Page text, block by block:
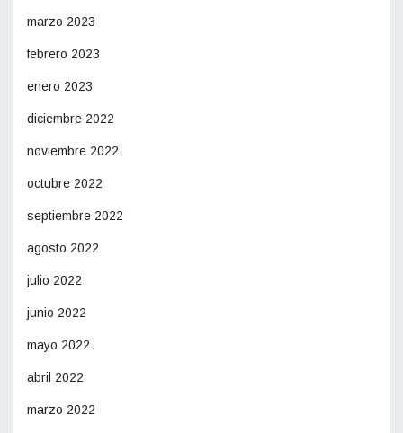
marzo 2023
febrero 2023
enero 2023
diciembre 2022
noviembre 2022
octubre 2022
septiembre 2022
agosto 2022
julio 2022
junio 2022
mayo 2022
abril 2022
marzo 2022